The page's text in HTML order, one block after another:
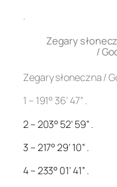
.
Zegary
/
Zegary słoneczna /
1 – 191° 36’ 47” .
2 – 203° 52’ 59” .
3 – 217° 29’ 10” .
4 – 233° 01’ 41” .